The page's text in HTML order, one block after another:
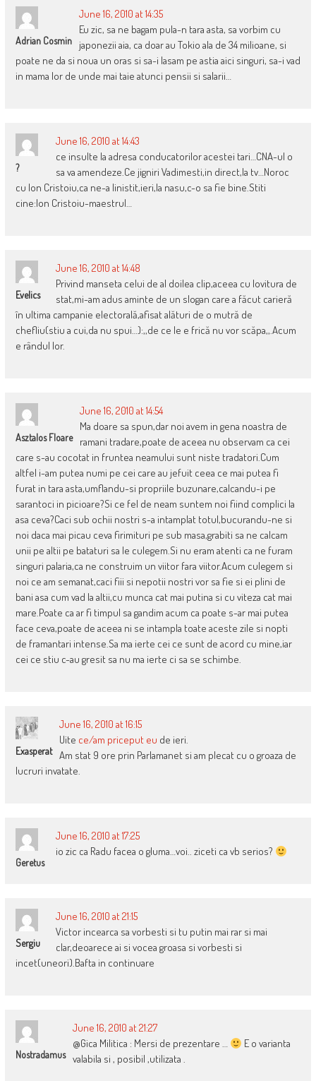
Adrian Cosmin
June 16, 2010 at 14:35
Eu zic, sa ne bagam pula-n tara asta, sa vorbim cu
japonezii aia, ca doar au Tokio ala de 34 milioane, si
poate ne da si noua un oras si sa-i lasam pe astia aici singuri, sa-i vad
in mama lor de unde mai taie atunci pensii si salarii…
?
June 16, 2010 at 14:43
ce insulte la adresa conducatorilor acestei tari…CNA-ul o
sa va amendeze.Ce jigniri Vadimesti,in direct,la tv…Noroc
cu Ion Cristoiu,ca ne-a linistit,ieri,la nasu,c-o sa fie bine.Stiti
cine:Ion Cristoiu-maestrul…
Evelics
June 16, 2010 at 14:48
Privind manseta celui de al doilea clip,aceea cu lovitura de
stat,mi-am adus aminte de un slogan care a făcut carieră
în ultima campanie electorală,afisat alături de o mutră de
chefliu(stiu a cui,da nu spui…):,,de ce le e frică nu vor scăpa,,.Acum
e rândul lor.
Asztalos Floare
June 16, 2010 at 14:54
Ma doare sa spun,dar noi avem in gena noastra de
ramani tradare,poate de aceea nu observam ca cei
care s-au cocotat in fruntea neamului sunt niste tradatori.Cum
altfel i-am putea numi pe cei care au jefuit ceea ce mai putea fi
furat in tara asta,umflandu-si propriile buzunare,calcandu-i pe
sarantoci in picioare?Si ce fel de neam suntem noi fiind complici la
asa ceva?Caci sub ochii nostri s-a intamplat totul,bucurandu-ne si
noi daca mai picau ceva firimituri pe sub masa,grabiti sa ne calcam
unii pe altii pe bataturi sa le culegem.Si nu eram atenti ca ne furam
singuri palaria,ca ne construim un viitor fara viitor.Acum culegem si
noi ce am semanat,caci fiii si nepotii nostri vor sa fie si ei plini de
bani asa cum vad la altii,cu munca cat mai putina si cu viteza cat mai
mare.Poate ca ar fi timpul sa gandim acum ca poate s-ar mai putea
face ceva,poate de aceea ni se intampla toate aceste zile si nopti
de framantari intense.Sa ma ierte cei ce sunt de acord cu mine,iar
cei ce stiu c-au gresit sa nu ma ierte ci sa se schimbe.
Exasperat
June 16, 2010 at 16:15
Uite ce/am priceput eu de ieri.
Am stat 9 ore prin Parlamanet si am plecat cu o groaza de
lucruri invatate.
Geretus
June 16, 2010 at 17:25
io zic ca Radu facea o gluma…voi.. ziceti ca vb serios?
Sergiu
June 16, 2010 at 21:15
Victor incearca sa vorbesti si tu putin mai rar si mai
clar,deoarece ai si vocea groasa si vorbesti si
incet(uneori).Bafta in continuare
Nostradamus
June 16, 2010 at 21:27
@Gica Militica : Mersi de prezentare …
E o varianta
valabila si , posibil ,utilizata .